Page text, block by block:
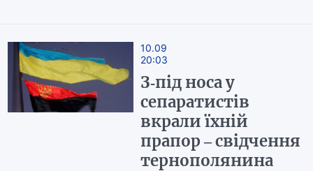
10.09
20:03
З-під носа у
сепаратистів
вкрали їхній
прапор – свідчення
тернополянина